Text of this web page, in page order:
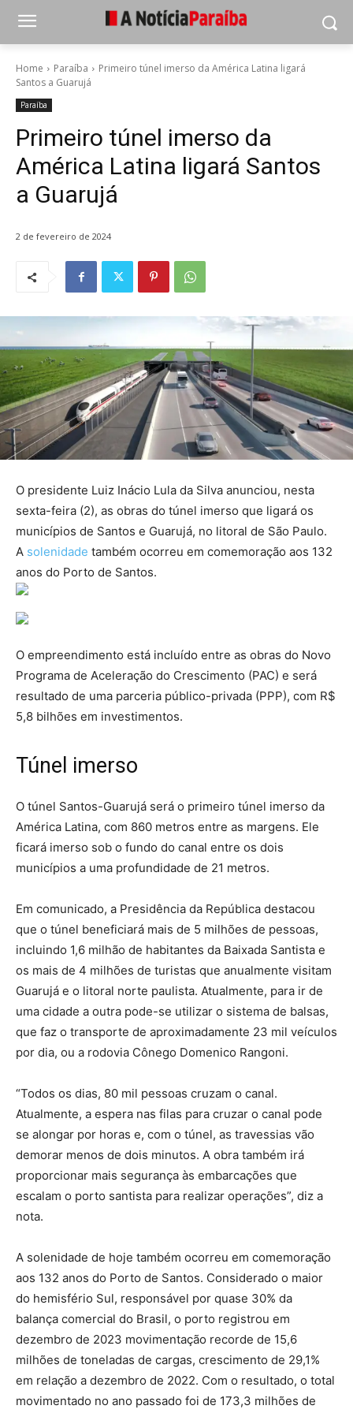
Home Paraíba
Primeiro túnel imerso da América Latina ligará
Santos a Guarujá
Paraíba
Primeiro túnel imerso da
América Latina ligará Santos
a Guarujá
2 de fevereiro de 2024
O presidente Luiz Inácio Lula da Silva anunciou, nesta
sexta-feira (2), as obras do túnel imerso que ligará os
municípios de Santos e Guarujá, no litoral de São Paulo.
A solenidade também ocorreu em comemoração aos 132
anos do Porto de Santos.
O empreendimento está incluído entre as obras do Novo
Programa de Aceleração do Crescimento (PAC) e será
resultado de uma parceria público-privada (PPP), com R$
5,8 bilhões em investimentos.
Túnel imerso
O túnel Santos-Guarujá será o primeiro túnel imerso da
América Latina, com 860 metros entre as margens. Ele
ficará imerso sob o fundo do canal entre os dois
municípios a uma profundidade de 21 metros.
Em comunicado, a Presidência da República destacou
que o túnel beneficiará mais de 5 milhões de pessoas,
incluindo 1,6 milhão de habitantes da Baixada Santista e
os mais de 4 milhões de turistas que anualmente visitam
Guarujá e o litoral norte paulista. Atualmente, para ir de
uma cidade a outra pode-se utilizar o sistema de balsas,
que faz o transporte de aproximadamente 23 mil veículos
por dia, ou a rodovia Cônego Domenico Rangoni.
“Todos os dias, 80 mil pessoas cruzam o canal.
Atualmente, a espera nas filas para cruzar o canal pode
se alongar por horas e, com o túnel, as travessias vão
demorar menos de dois minutos. A obra também irá
proporcionar mais segurança às embarcações que
escalam o porto santista para realizar operações”, diz a
nota.
A solenidade de hoje também ocorreu em comemoração
aos 132 anos do Porto de Santos. Considerado o maior
do hemisfério Sul, responsável por quase 30% da
balança comercial do Brasil, o porto registrou em
dezembro de 2023 movimentação recorde de 15,6
milhões de toneladas de cargas, crescimento de 29,1%
em relação a dezembro de 2022. Com o resultado, o total
movimentado no ano passado foi de 173,3 milhões de